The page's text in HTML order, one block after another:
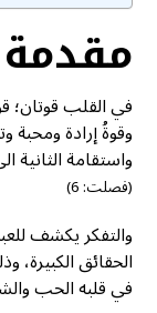
مقدمة
في القلب قوتان؛
وقوةُ إرادة ومحبة
واستقامة الثانية
(فصلت: 6)
والتفكر يكشف
الحقائق
في قلبه الحب